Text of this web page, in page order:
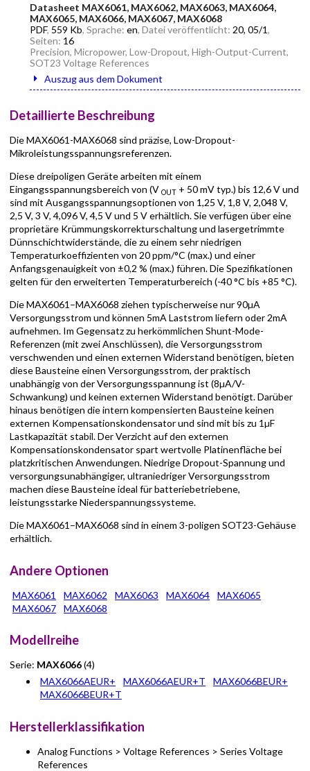
Datasheet MAX6061, MAX6062, MAX6063, MAX6064,
MAX6065, MAX6066, MAX6067, MAX6068
PDF, 559 Kb, Sprache: en, Datei veröffentlicht: 20, 05/1,
Seiten: 16
Precision, Micropower, Low-Dropout, High-Output-Current,
SOT23 Voltage References
Auszug aus dem Dokument
Detaillierte Beschreibung
Die MAX6061-MAX6068 sind präzise, Low-Dropout-
Mikroleistungsspannungsreferenzen.
Diese dreipoligen Geräte arbeiten mit einem
Eingangsspannungsbereich von (V OUT + 50 mV typ.) bis 12,6 V und
sind mit Ausgangsspannungsoptionen von 1,25 V, 1,8 V, 2,048 V,
2,5 V, 3 V, 4,096 V, 4,5 V und 5 V erhältlich. Sie verfügen über eine
proprietäre Krümmungskorrekturschaltung und lasergetrimmte
Dünnschichtwiderstände, die zu einem sehr niedrigen
Temperaturkoeffizienten von 20 ppm/°C (max.) und einer
Anfangsgenauigkeit von ±0,2 % (max.) führen. Die Spezifikationen
gelten für den erweiterten Temperaturbereich (-40 °C bis +85 °C).
Die MAX6061–MAX6068 ziehen typischerweise nur 90µA
Versorgungsstrom und können 5mA Laststrom liefern oder 2mA
aufnehmen. Im Gegensatz zu herkömmlichen Shunt-Mode-
Referenzen (mit zwei Anschlüssen), die Versorgungsstrom
verschwenden und einen externen Widerstand benötigen, bieten
diese Bausteine einen Versorgungsstrom, der praktisch
unabhängig von der Versorgungsspannung ist (8µA/V-
Schwankung) und keinen externen Widerstand benötigt. Darüber
hinaus benötigen die intern kompensierten Bausteine keinen
externen Kompensationskondensator und sind mit bis zu 1µF
Lastkapazität stabil. Der Verzicht auf den externen
Kompensationskondensator spart wertvolle Platinenfläche bei
platzkritischen Anwendungen. Niedrige Dropout-Spannung und
versorgungsunabhängiger, ultraniedriger Versorgungsstrom
machen diese Bausteine ideal für batteriebetriebene,
leistungsstarke Niederspannungssysteme.
Die MAX6061–MAX6068 sind in einem 3-poligen SOT23-Gehäuse
erhältlich.
Andere Optionen
MAX6061 MAX6062 MAX6063 MAX6064
MAX6065
MAX6067
MAX6068
Modellreihe
Serie: MAX6066(4)
MAX6066AEUR+
MAX6066AEUR+T
MAX6066BEUR+
MAX6066BEUR+T
Herstellerklassifikation
Analog Functions > Voltage References > Series Voltage
References